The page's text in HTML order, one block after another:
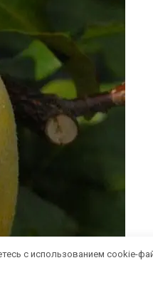
с использованием cookie-